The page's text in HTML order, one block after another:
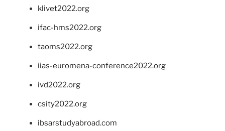
klivet2022.org
ifac-hms2022.org
taoms2022.org
iias-euromena-conference2022.org
ivd2022.org
csity2022.org
ibsarstudyabroad.com